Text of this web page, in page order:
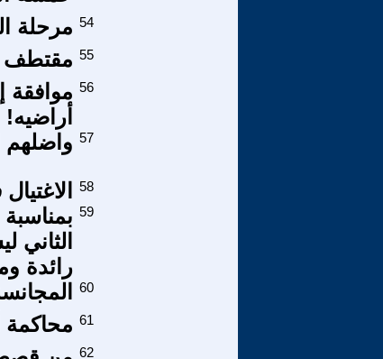
مرحلة 54
مقتطف 55
موافقة
أراضيه!
56
57
58
رائدة
59
60
محاكمة 61
62